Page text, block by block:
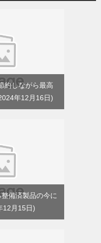
約しながら最高
年12月16日
備済製品の今に
12月15日